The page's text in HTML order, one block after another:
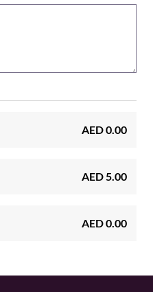
AED 0.00
AED 5.00
AED 0.00